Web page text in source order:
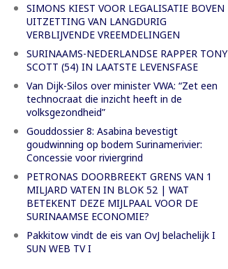
SIMONS KIEST VOOR LEGALISATIE BOVEN
UITZETTING VAN LANGDURIG
VERBLIJVENDE VREEMDELINGEN
SURINAAMS-NEDERLANDSE RAPPER TONY
SCOTT (54) IN LAATSTE LEVENSFASE
Van Dijk-Silos over minister VWA: “Zet een
technocraat die inzicht heeft in de
volksgezondheid”
Gouddossier 8: Asabina bevestigt
goudwinning op bodem Surinamerivier:
Concessie voor riviergrind
PETRONAS DOORBREEKT GRENS VAN 1
MILJARD VATEN IN BLOK 52 | WAT
BETEKENT DEZE MIJLPAAL VOOR DE
SURINAAMSE ECONOMIE?
Pakkitow vindt de eis van OvJ belachelijk I
SUN WEB TV I